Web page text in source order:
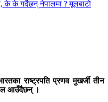
मूलबाटाे
राष्ट्रपति प्रणव मुखर्जी तीन
आउँदैछन् ।